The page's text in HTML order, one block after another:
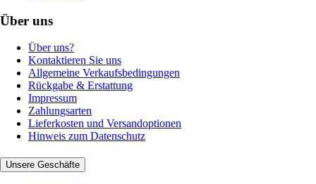
Über uns
Über uns?
Kontaktieren Sie uns
Allgemeine Verkaufsbedingungen
Rückgabe & Erstattung
Impressum
Zahlungsarten
Lieferkosten und Versandoptionen
Hinweis zum Datenschutz
Unsere Geschäfte